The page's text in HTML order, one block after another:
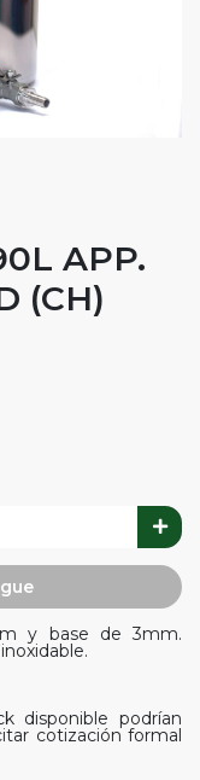
APP.
(CH)
y base de 3mm.
disponible podrían
cotización formal